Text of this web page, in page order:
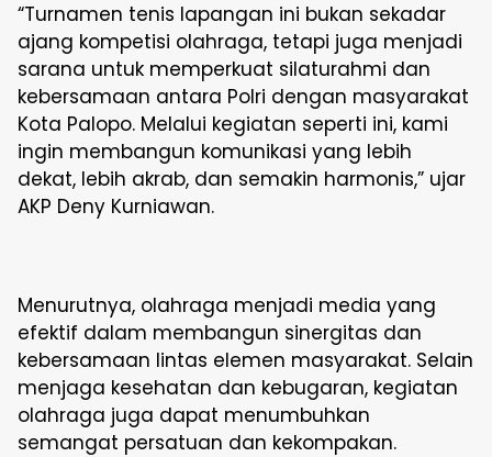
“Turnamen tenis lapangan ini bukan sekadar
ajang kompetisi olahraga, tetapi juga menjadi
sarana untuk memperkuat silaturahmi dan
kebersamaan antara Polri dengan masyarakat
Kota Palopo. Melalui kegiatan seperti ini, kami
ingin membangun komunikasi yang lebih
dekat, lebih akrab, dan semakin harmonis,” ujar
AKP Deny Kurniawan.
Menurutnya, olahraga menjadi media yang
efektif dalam membangun sinergitas dan
kebersamaan lintas elemen masyarakat. Selain
menjaga kesehatan dan kebugaran, kegiatan
olahraga juga dapat menumbuhkan
semangat persatuan dan kekompakan.